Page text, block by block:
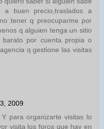
buen precio,traslados a
tener q preocuparme por
q alguien tenga un sitio
por cuenta propia o
q gestione las visitas
2009
para organizarte visitas lo
visita los foros que hay en